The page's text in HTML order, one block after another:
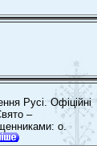
Русі. Офіційні
–
о.